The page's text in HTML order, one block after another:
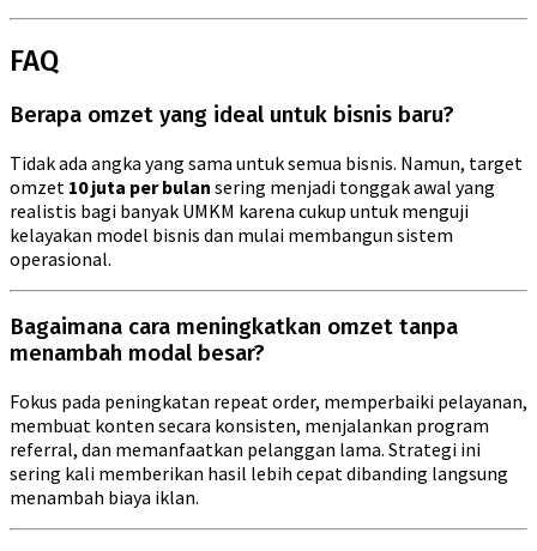
FAQ
Berapa omzet yang ideal untuk bisnis baru?
Tidak ada angka yang sama untuk semua bisnis. Namun, target
omzet 10 juta per bulan sering menjadi tonggak awal yang
realistis bagi banyak UMKM karena cukup untuk menguji
kelayakan model bisnis dan mulai membangun sistem
operasional.
Bagaimana cara meningkatkan omzet tanpa
menambah modal besar?
Fokus pada peningkatan repeat order, memperbaiki pelayanan,
membuat konten secara konsisten, menjalankan program
referral, dan memanfaatkan pelanggan lama. Strategi ini
sering kali memberikan hasil lebih cepat dibanding langsung
menambah biaya iklan.